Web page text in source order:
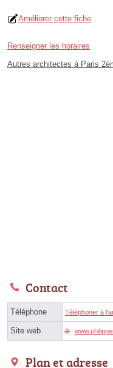
Améliorer cette fiche
Renseigner les horaires
Autres architectes à Paris
Contact
Téléphone Téléphoner à
Site web
Plan et adresse